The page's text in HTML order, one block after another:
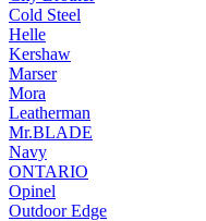
Cold Steel
Helle
Kershaw
Marser
Mora
Leatherman
Mr.BLADE
Navy
ONTARIO
Opinel
Outdoor Edge